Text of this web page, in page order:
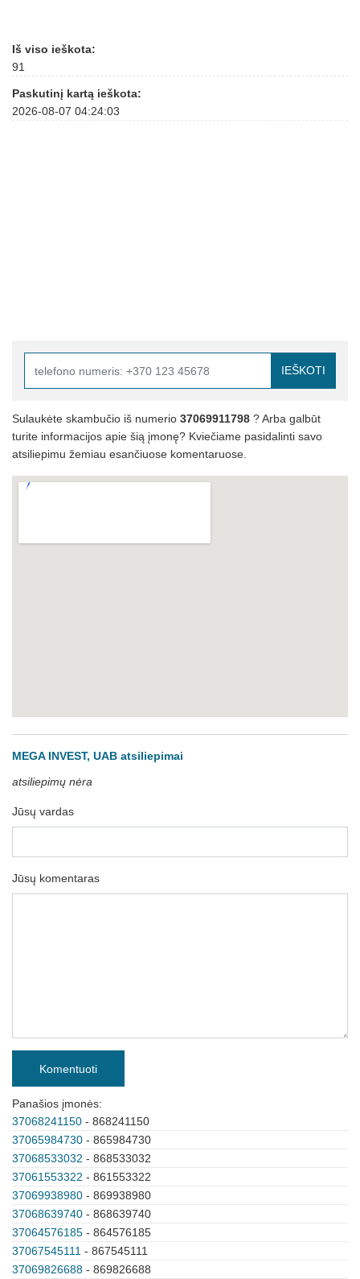
Iš viso ieškota:
91
Paskutinį kartą ieškota:
2026-08-07 04:24:03
IEŠKOTI
Sulaukėte skambučio iš numerio 37069911798 ? Arba galbūt
turite informacijos apie šią įmonę? Kviečiame pasidalinti savo
atsiliepimu žemiau esančiuose komentaruose.
MEGA INVEST, UAB atsiliepimai
atsiliepimų nėra
Jūsų vardas
Jūsų komentaras
Komentuoti
Panašios įmonės:
37068241150 - 868241150
37065984730 - 865984730
37068533032 - 868533032
37061553322 - 861553322
37069938980 - 869938980
37068639740 - 868639740
37064576185 - 864576185
37067545111 - 867545111
37069826688 - 869826688